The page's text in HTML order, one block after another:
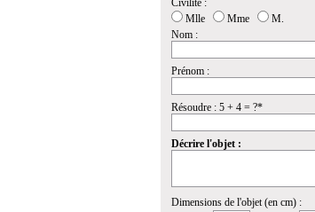
Civilité :
Mlle
Mme
M.
Nom :
Prénom :
Résoudre : 5 + 4 = ?*
Décrire l'objet :
Dimensions de l'objet (en cm) :